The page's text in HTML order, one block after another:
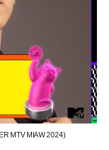
MTV MIAW 2024)